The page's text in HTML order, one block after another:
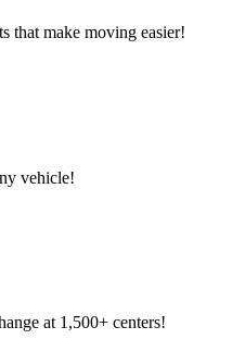
that make moving easier!
vehicle!
at 1,500+ centers!